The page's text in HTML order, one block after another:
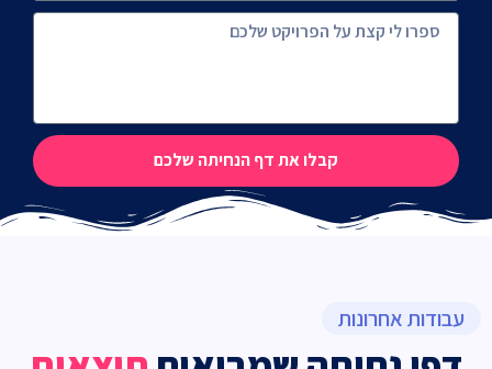
קבלו את דף הנחיתה שלכם
עבודות אחרונות